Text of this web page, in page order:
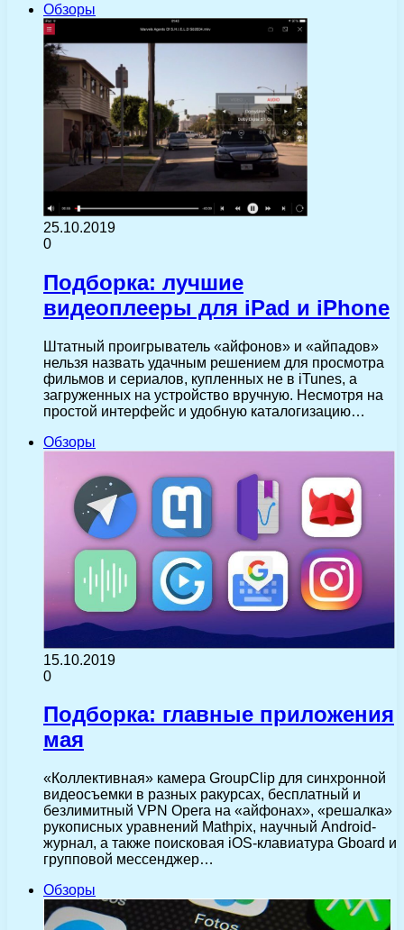
Обзоры
25.10.2019
0
Подборка: лучшие
видеоплееры для iPad и iPhone
Штатный проигрыватель «айфонов» и «айпадов»
нельзя назвать удачным решением для просмотра
фильмов и сериалов, купленных не в iTunes, а
загруженных на устройство вручную. Несмотря на
простой интерфейс и удобную каталогизацию…
Обзоры
15.10.2019
0
Подборка: главные приложения
мая
«Коллективная» камера GroupClip для синхронной
видеосъемки в разных ракурсах, бесплатный и
безлимитный VPN Opera на «айфонах», «решалка»
рукописных уравнений Mathpix, научный Android-
журнал, а также поисковая iOS-клавиатура Gboard и
групповой мессенджер…
Обзоры